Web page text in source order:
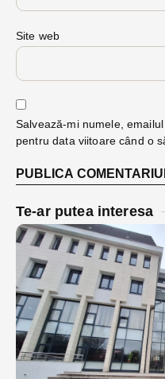
Site web
Salvează-mi numele,
pentru data viitoare când o
Te-ar putea interesa